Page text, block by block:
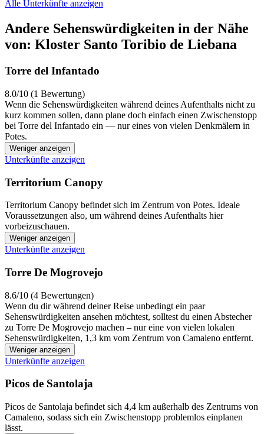
Alle Unterkünfte anzeigen
Andere Sehenswürdigkeiten in der Nähe
von: Kloster Santo Toribio de Liebana
Torre del Infantado
8.0/10 (1 Bewertung)
Wenn die Sehenswürdigkeiten während deines Aufenthalts nicht zu
kurz kommen sollen, dann plane doch einfach einen Zwischenstopp
bei Torre del Infantado ein — nur eines von vielen Denkmälern in
Potes.
Weniger anzeigen
Unterkünfte anzeigen
Territorium Canopy
Territorium Canopy befindet sich im Zentrum von Potes. Ideale
Voraussetzungen also, um während deines Aufenthalts hier
vorbeizuschauen.
Weniger anzeigen
Unterkünfte anzeigen
Torre De Mogrovejo
8.6/10 (4 Bewertungen)
Wenn du dir während deiner Reise unbedingt ein paar
Sehenswürdigkeiten ansehen möchtest, solltest du einen Abstecher
zu Torre De Mogrovejo machen – nur eine von vielen lokalen
Sehenswürdigkeiten, 1,3 km vom Zentrum von Camaleno entfernt.
Weniger anzeigen
Unterkünfte anzeigen
Picos de Santolaja
Picos de Santolaja befindet sich 4,4 km außerhalb des Zentrums von
Camaleno, sodass sich ein Zwischenstopp problemlos einplanen
lässt.